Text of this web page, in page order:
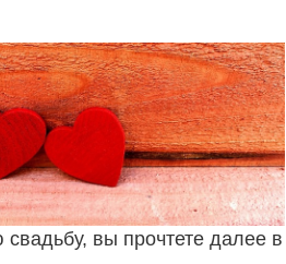
вы прочтете далее в